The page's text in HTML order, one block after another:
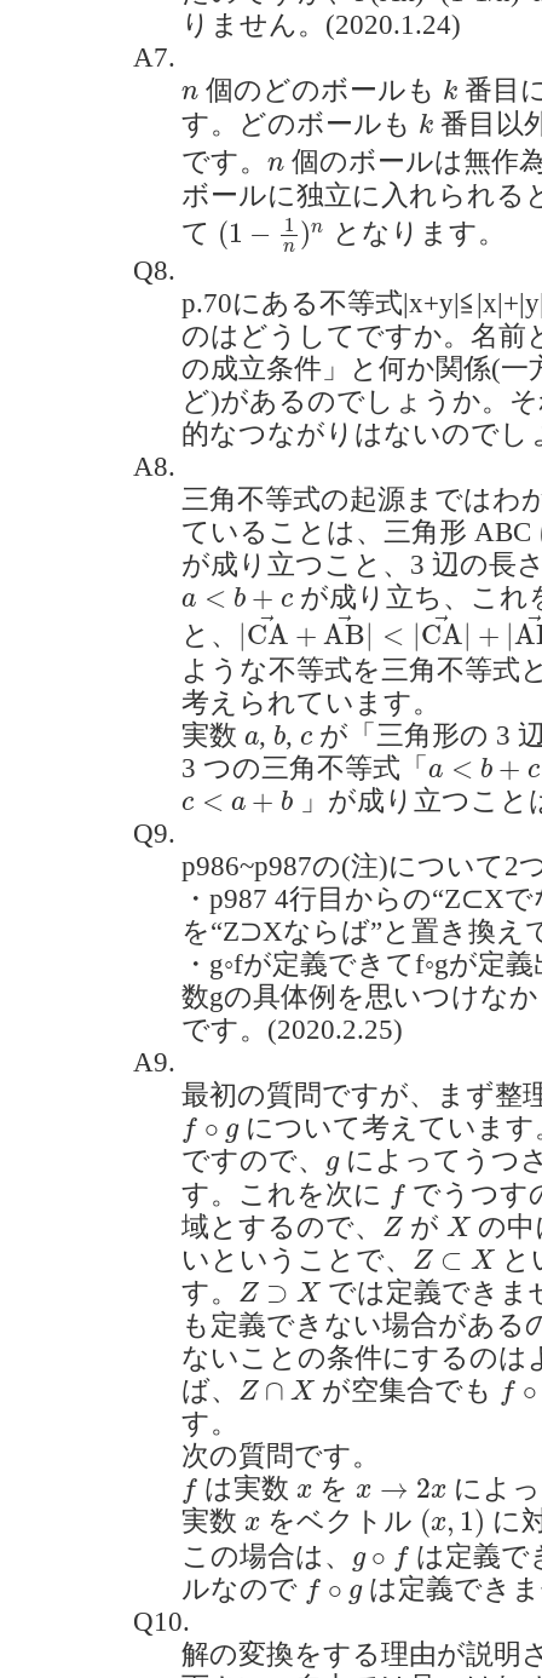
りません。(2020.1.24)
A7.
n
n 個のどのボールも k
k 番目
す。どのボールも k
k 番目以
です。 n
n 個のボールは無作
ボールに独立に入れられる
て (1 − 1
n )n
(1 1n) n
となります。
Q8.
p.70にある不等式
のはどうしてですか。名前
の成立条件」と何か関係(
ど)があるのでしょうか。
的なつながりはないのでし
A8.
三角不等式の起源まではわ
ていることは、三角形
が成り立つこと、3 辺の長
a < b + c
a< b+c
が成り立ち、これ
と、
→
CA + →
AB < →
CA + →
A
| CA→+ AB→|< |CA→|+|
ような不等式を三角不等式
考えられています。
実数 a
a, b
b, c
c が「三角形の 3
3 つの三角不等式「 a < b + c
a< b+c
c < a + b
c a +b
」が成り立つこと
Q9.
p986~p987の(注)について2
・p987 4行目からの“Z⊂X
を“Z⊃Xならば”と置き換え
・g◦fが定義できてf◦gが定
数gの具体例を思いつけな
です。(2020.2.25)
A9.
最初の質問ですが、まず整
f ∘ g
f∘g について考えています
ですので、
g
gによってうつ
す。これを次に
f
f でうつす
域とするので、
Z
Zが X
Xの中
いということで、
Z ⊂ X
Z⊂X
と
す。
Z ⊃ X
Z⊃X
では定義できま
も定義できない場合がある
ないことの条件にするのは
ば、
Z ∩ X
Z∩X が空集合でも f ∘
f∘g
す。
次の質問です。
f
f は実数 x
x を x → 2x
x→2 x
によ
実数 x
x をベクトル (x, 1)
(x 1)
に
この場合は、
g ∘ f
g∘
は定義で
ルなので f ∘ g
f∘
は定義でき
Q10.
解の変換をする理由が説明